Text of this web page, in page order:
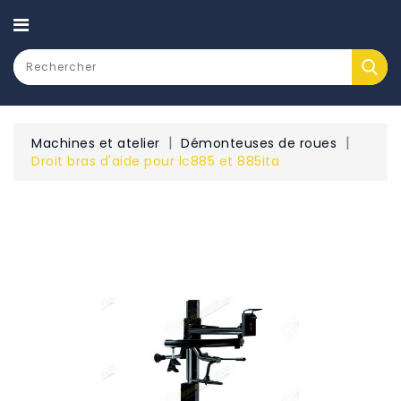
CATEGORY
Machines et atelier
Démonteuses de roues
Droit bras d'aide pour lc885 et 885ita